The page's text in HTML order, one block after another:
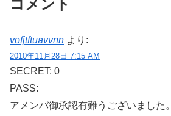
コメント
vofjtftuavvnn より:
2010年11月28日 7:15 AM
SECRET: 0
PASS:
アメンバ御承認有難うございました。